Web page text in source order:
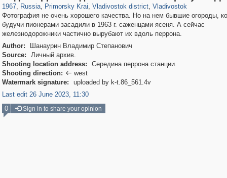
1967, Russia, Primorsky Krai, Vladivostok district, Vladivostok
Фотография не очень хорошего качества. Но на нем бывшие огороды,
будучи пионерами засадили в 1963 г. саженцами ясеня. А сейчас
железнодорожники частично вырубают их вдоль перрона.
Author:
Шанаурин Владимир Степанович
Source:
Личный архив.
Shooting location address:
Середина перрона станции.
Shooting direction:  west
Watermark signature:
uploaded by k-t.86_561.4v
Last edit 26 June 2023, 11:30
0
Sign in to share your opinion